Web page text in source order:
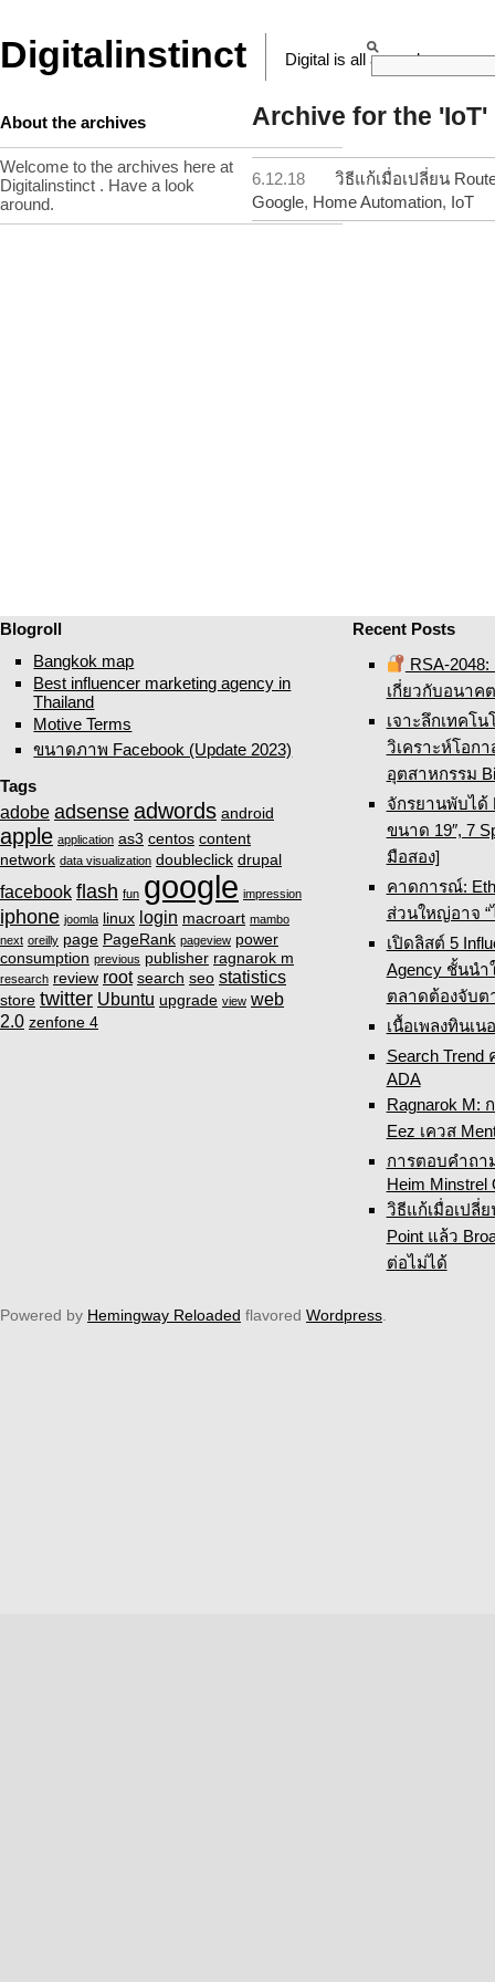
Digitalinstinct Digital is all around
Archive for the 'IoT'
6.12.18
วิธีแก้เมื่อเปลี่ยน
Google, Home Automation, IoT
About the archives
Welcome to the archives here at
Digitalinstinct . Have a look
around.
Blogroll
Bangkok map
Best influencer marketing agency in
Thailand
Motive Terms
ขนาดภาพ Facebook (Update 2023)
Tags
adobe adsense adwords android
apple application as3 centos content
network data visualization doubleclick drupal
facebook flash fun google impression
iphone joomla linux login macroart mambo
next oreilly page PageRank pageview power
consumption previous publisher ragnarok m
research review root search seo statistics
store twitter Ubuntu upgrade view web
2.0 zenfone 4
Recent Posts
RSA-
เกี่ยวกับอนาค
เจาะลึกเทคโ
วิเคราะห์โอก
อุตสาหกรรม
จักรยานพับได้
ขนาด 19″, 7
มือสอง]
คาดการณ์:
ส่วนใหญ่อาจ “
เปิดลิสต์ 5
Agency ชั้นนำ
ตลาดต้องจับต
เนื้อเพลงทินเ
Search Trend
ADA
Ragnarok M:
Eez เควส
การตอบคำถา
Heim Minstrel
วิธีแก้เมื่อเปลี่
Point แล้ว
ต่อไม่ได้
Powered by Hemingway Reloaded flavored Wordpress